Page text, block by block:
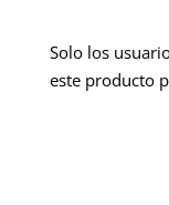
Solo los
este producto